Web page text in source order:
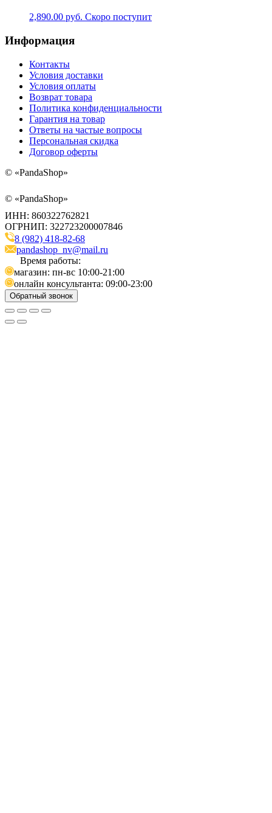
2,890.00 руб. Скоро поступит
Информация
Контакты
Условия доставки
Условия оплаты
Возврат товара
Политика конфиденциальности
Гарантия на товар
Ответы на частые вопросы
Персональная скидка
Договор оферты
© «PandaShop»
© «PandaShop»
ИНН: 860322762821
ОГРНИП: 322723200007846
8 (982) 418-82-68
pandashop_nv@mail.ru
Время работы:
магазин: пн-вс 10:00-21:00
онлайн консультанта: 09:00-23:00
Обратный звонок